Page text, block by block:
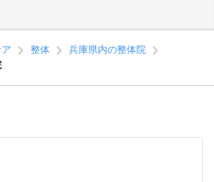
整体
兵庫県内の整体院